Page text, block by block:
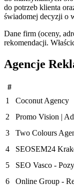
do potrzeb klienta
świadomej decyzji o
Dane firm (oceny,
rekomendacji.
Agencje
#
1
Coconut Agency
2
Promo Vision |
3
Two Colours
4
SEOSEM24
5
SEO Vasco -
6
Online Group -